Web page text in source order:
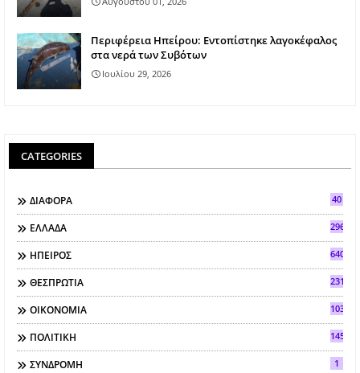
Περιφέρεια Ηπείρου: Εντοπίστηκε λαγοκέφαλος
στα νερά των Συβότων
Ιουλίου 29, 2026
CATEGORIES
ΔΙΑΦΟΡΑ 40
ΕΛΛΑΔΑ 296
ΗΠΕΙΡΟΣ 640
ΘΕΣΠΡΩΤΙΑ 2317
ΟΙΚΟΝΟΜΙΑ 103
ΠΟΛΙΤΙΚΗ 145
ΣΥΝΔΡΟΜΗ 1